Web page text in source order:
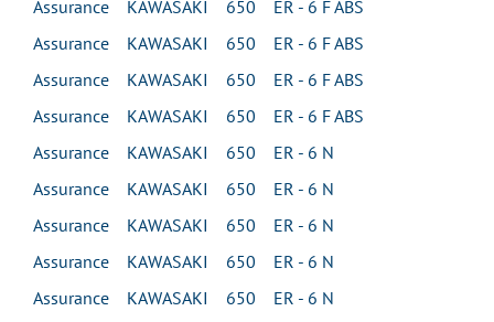
Assurance KAWASAKI 650 ER - 6 F ABS
Assurance KAWASAKI 650 ER - 6 F ABS
Assurance KAWASAKI 650 ER - 6 F ABS
Assurance KAWASAKI 650 ER - 6 F ABS
Assurance KAWASAKI 650 ER - 6 N
Assurance KAWASAKI 650 ER - 6 N
Assurance KAWASAKI 650 ER - 6 N
Assurance KAWASAKI 650 ER - 6 N
Assurance KAWASAKI 650 ER - 6 N